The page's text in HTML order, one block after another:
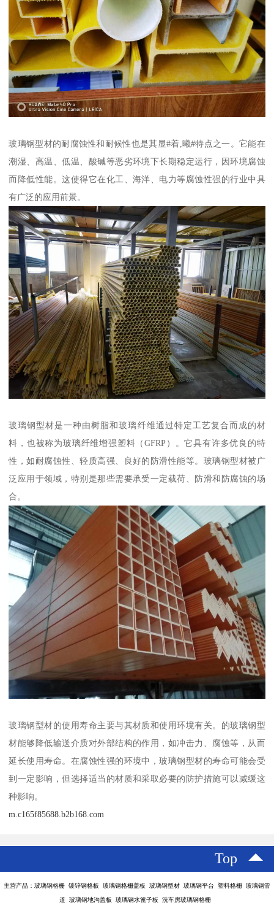
玻璃钢型材的耐腐蚀性和耐候性也是其显#着,曦#特点之一。它能在
潮湿、高温、低温、酸碱等恶劣环境下长期稳定运行，因环境腐蚀
而降低性能。这使得它在化工、海洋、电力等腐蚀性强的行业中具
有广泛的应用前景。
玻璃钢型材是一种由树脂和玻璃纤维通过特定工艺复合而成的材
料，也被称为玻璃纤维增强塑料（GFRP）。它具有许多优良的特
性，如耐腐蚀性、轻质高强、良好的防滑性能等。玻璃钢型材被广
泛应用于领域，特别是那些需要承受一定载荷、防滑和防腐蚀的场
合。
玻璃钢型材的使用寿命主要与其材质和使用环境有关。的玻璃钢型
材能够降低输送介质对外部结构的作用，如冲击力、腐蚀等，从而
延长使用寿命。在腐蚀性强的环境中，玻璃钢型材的寿命可能会受
到一定影响，但选择适当的材质和采取必要的防护措施可以减缓这
种影响。
m.c165f85688.b2b168.com
Top
主营产品：玻璃钢格栅 镀锌钢格板 玻璃钢格栅盖板 玻璃钢型材 玻璃钢平台 塑料格栅 玻璃钢管
道 玻璃钢地沟盖板 玻璃钢水篦子板 洗车房玻璃钢格栅